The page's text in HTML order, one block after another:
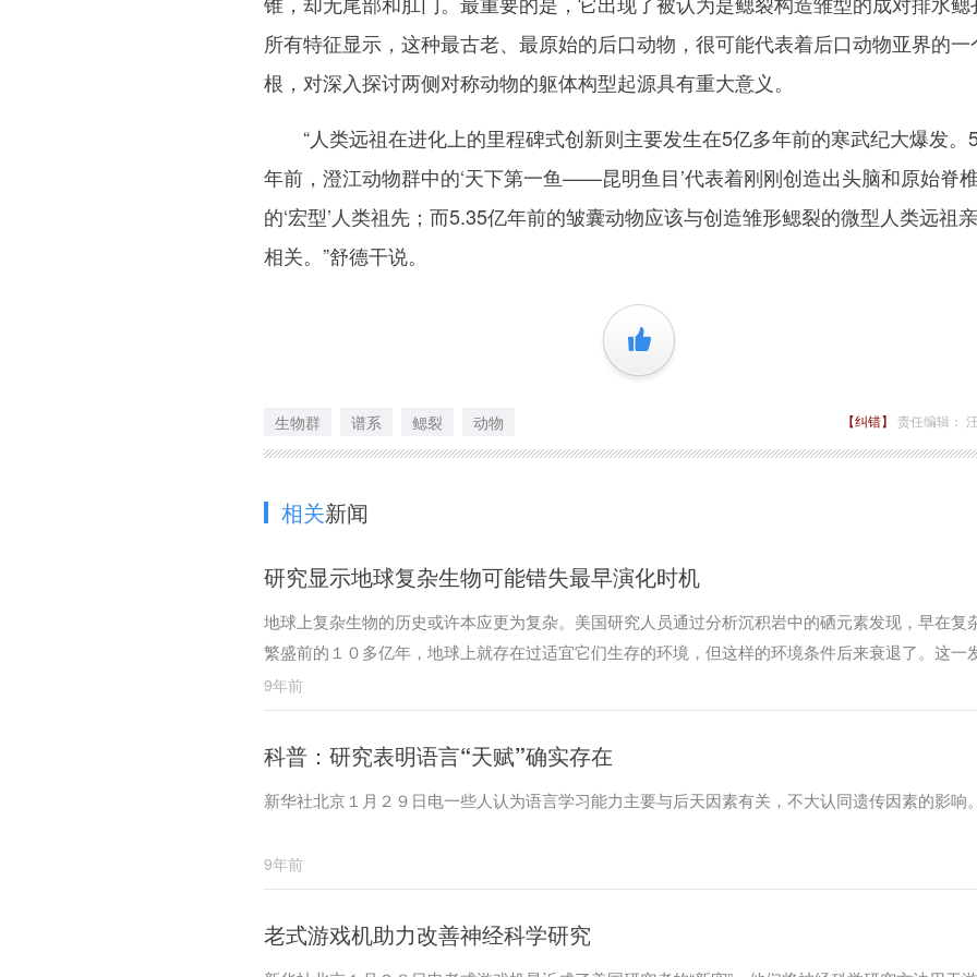
所有特征显示，这种最古老、最原始的后口动物，很可能代表着后口动物亚界的一
根，对深入探讨两侧对称动物的躯体构型起源具有重大意义。
“人类远祖在进化上的里程碑式创新则主要发生在5亿多年前的寒武纪大爆发。
年前，澄江动物群中的‘天下第一鱼——昆明鱼目’代表着刚刚创造出头脑和原始脊椎
的‘宏型’人类祖先；而5.35亿年前的皱囊动物应该与创造雏形鳃裂的微型人类远祖
相关。”舒德干说。
+1
生物群 谱系 鳃裂 动物 【纠错】 责任编辑：
相关新闻
研究显示地球复杂生物可能错失最早演化时机
地球上复杂生物的历史或许本应更为复杂。美国研究人员通过分析沉积岩中的硒元素发现，早在复
繁盛前的１０多亿年，地球上就存在过适宜它们生存的环境，但这样的环境条件后来衰退了。这一
能有助于寻找地外生命。
9年前
科普：研究表明语言“天赋”确实存在
新华社北京１月２９日电一些人认为语言学习能力主要与后天因素有关，不大认同遗传因素的影响。
9年前
老式游戏机助力改善神经科学研究